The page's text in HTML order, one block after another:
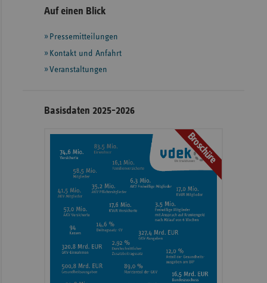
Seitennavigation
Seitenleiste
weiteren
Informationen
Auf einen Blick
Pressemitteilungen
Kontakt und Anfahrt
Veranstaltungen
Basisdaten 2025-2026
Broschüre